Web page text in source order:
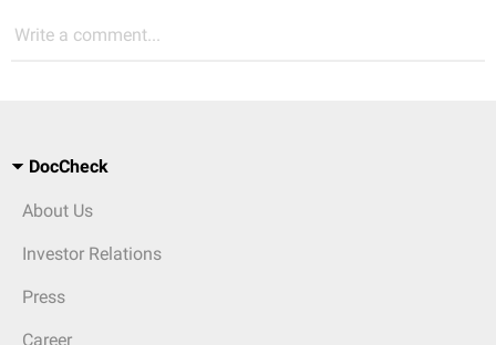
Write a comment...
DocCheck
About Us
Investor Relations
Press
Career